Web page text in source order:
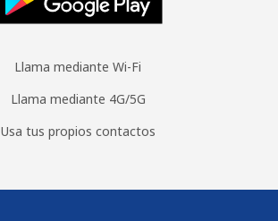
Llama mediante Wi-Fi
Llama mediante 4G/5G
Usa tus propios contactos